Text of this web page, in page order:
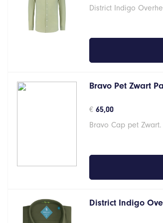
District Indigo
Bravo Pet Zwart
€ 65,00
Bravo Cap pet
District Indigo